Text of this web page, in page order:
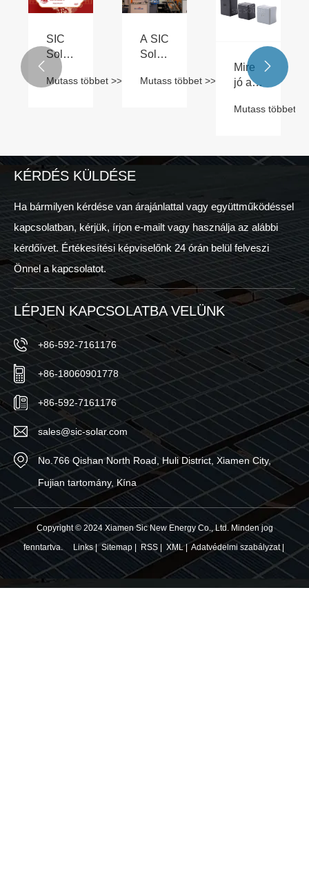
SIC
Solar
2025
Tavaszi
Mutass többet >>
A SIC
Solar
részvételt
Storage
2024
rendezvényen
Mutass többet >>
Mire
jó a
sín
Mutass többet >>
 
KÉRDÉS KÜLDÉSE
Ha bármilyen kérdése van árajánlattal vagy együttműködéssel
kapcsolatban, kérjük, írjon e-mailt vagy használja az alábbi
kérdőívet. Értékesítési képviselőnk 24 órán belül felveszi
Önnel a kapcsolatot.
LÉPJEN KAPCSOLATBA VELÜNK
+86-592-7161176
+86-18060901778
+86-592-7161176
sales@sic-solar.com
No.766 Qishan North Road, Huli District, Xiamen City,
Fujian tartomány, Kína
Copyright © 2024 Xiamen Sic New Energy Co., Ltd. Minden jog
fenntartva.
Links|Sitemap| RSS| XML| Adatvédelmi szabályzat|